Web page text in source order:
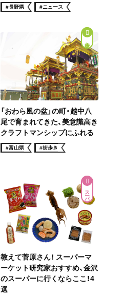
#長野県 #ニュース
街歩き
「おわら風の盆」の町・越中八
尾で育まれてきた、美意識高き
クラフトマンシップにふれる
#富山県 #街歩き
スーパー
教えて菅原さん！ スーパーマ
ーケット研究家おすすめ、金沢
のスーパーに行くならここ！4
選